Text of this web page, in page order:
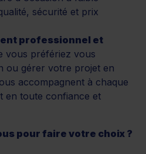
sécurité et prix
professionnel et
vous préfériez vous
ou gérer votre projet en
accompagnent à chaque
en toute confiance et
pour faire votre choix ?